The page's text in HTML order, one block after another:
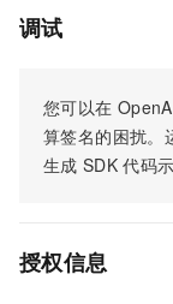
调试
您可以在
算签名的困扰。
生成 SDK 代码示
授权信息